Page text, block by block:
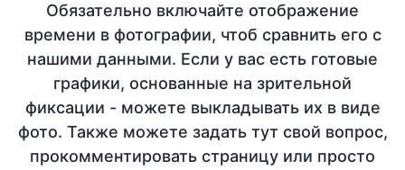
Обязательно включайте отображение
времени в фотографии, чтоб сравнить его с
нашими данными. Если у вас есть готовые
графики, основанные на зрительной
фиксации - можете выкладывать их в виде
фото. Также можете задать тут свой вопрос,
прокомментировать страницу или просто